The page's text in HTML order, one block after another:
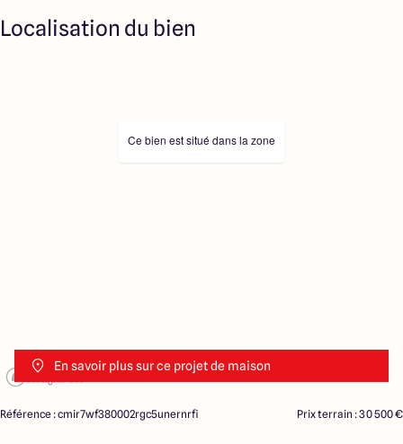
Localisation du bien
En savoir plus sur ce projet de maison
Ce bien est situé dans la zone
Référence : cmir7wf380002rgc5unernrfi Prix terrain : 30 500 €